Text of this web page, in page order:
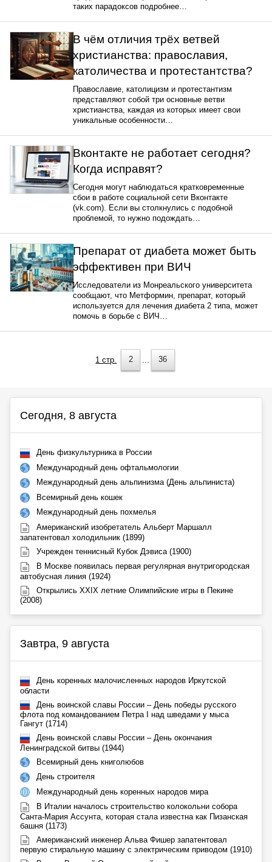
таких парадоксов подробнее…
В чём отличия трёх ветвей
христианства: православия,
католичества и протестантства?
Православие, католицизм и протестантизм
представляют собой три основные ветви
христианства, каждая из которых имеет свои
уникальные особенности…
Вконтакте не работает сегодня?
Когда исправят?
Сегодня могут наблюдаться кратковременные
сбои в работе социальной сети Вконтакте
(vk.com). Если вы столкнулись с подобной
проблемой, то нужно подождать…
Препарат от диабета может быть
эффективен при ВИЧ
Исследователи из Монреальского университета
сообщают, что Метформин, препарат, который
используется для лечения диабета 2 типа, может
помочь в борьбе с ВИЧ…
1 стр. 2 36
Сегодня, 8 августа
День физкультурника в России
Международный день офтальмологии
Международный день альпинизма (День альпиниста)
Всемирный день кошек
Международный день похмелья
Американский изобретатель Альберт Маршалл
запатентовал холодильник (1899)
Учрежден теннисный Кубок Дэвиса (1900)
В Москве появилась первая регулярная внутригородская
автобусная линия (1924)
Открылись XXIX летние Олимпийские игры в Пекине
(2008)
Завтра, 9 августа
День коренных малочисленных народов Иркутской
области
День воинской славы России – День победы русского
флота под командованием Петра I над шведами у мыса
Гангут (1714)
День воинской славы России – День окончания
Ленинградской битвы (1944)
Всемирный день книголюбов
День строителя
Международный день коренных народов мира
В Италии началось строительство колокольни собора
Санта-Мария Ассунта, которая стала известна как Пизанская
башня (1173)
Американский инженер Альва Фишер запатентовал
первую стиральную машину с электрическим приводом (1910)